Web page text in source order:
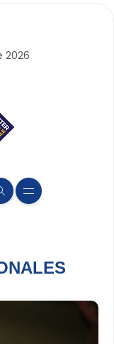
2026